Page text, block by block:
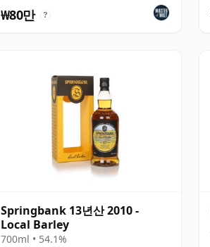
₩80만 ?
Springbank 13년산 2010 -
Local Barley
700ml • 54.1%